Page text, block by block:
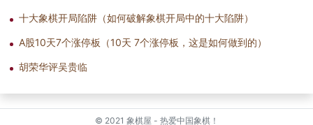
十大象棋开局陷阱（如何破解象棋开局中的十大陷阱）
A股10天7个涨停板（10天 7个涨停板，这是如何做到的）
胡荣华评吴贵临
© 2021 象棋屋 - 热爱中国象棋！